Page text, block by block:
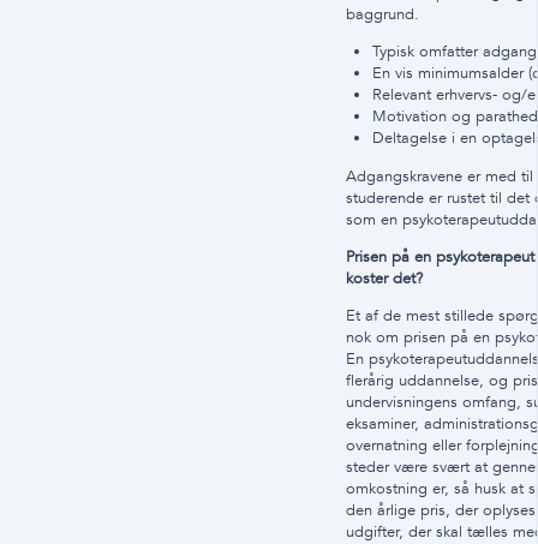
baggrund.
Typisk omfatter
En vis minimumsalder
Relevant erhvervs- og/
Motivation og
Deltagelse i en
Adgangskravene er med
studerende er rustet til
som en
Prisen på en
koster det?
Et af de mest stillede
nok om prisen på en
En
flerårig uddannelse, og
undervisningens omfang,
eksaminer,
overnatning eller
steder være svært at
omkostning er, så husk at
den årlige pris, der
udgifter, der skal tælles